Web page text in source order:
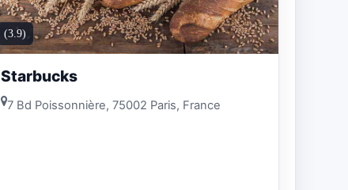
(3.9)
Starbucks
7 Bd Poissonnière, 75002 Paris, France